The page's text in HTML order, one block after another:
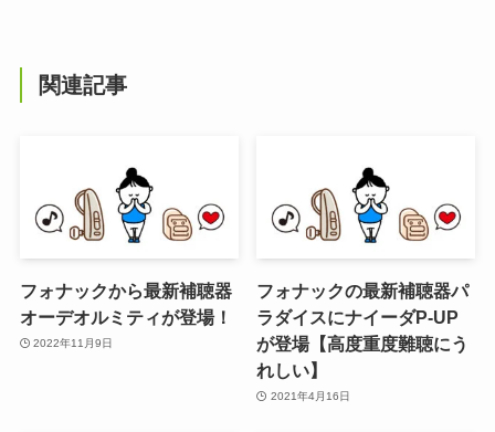
関連記事
フォナックから最新補聴器
オーデオルミティが登場！
2022年11月9日
フォナックの最新補聴器パ
ラダイスにナイーダP-UP
が登場【高度重度難聴にう
れしい】
2021年4月16日